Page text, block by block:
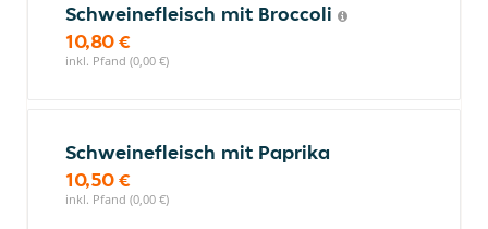
Schweinefleisch mit Broccoli
10,80 €
inkl. Pfand (0,00 €)
Schweinefleisch mit Paprika
10,50 €
inkl. Pfand (0,00 €)